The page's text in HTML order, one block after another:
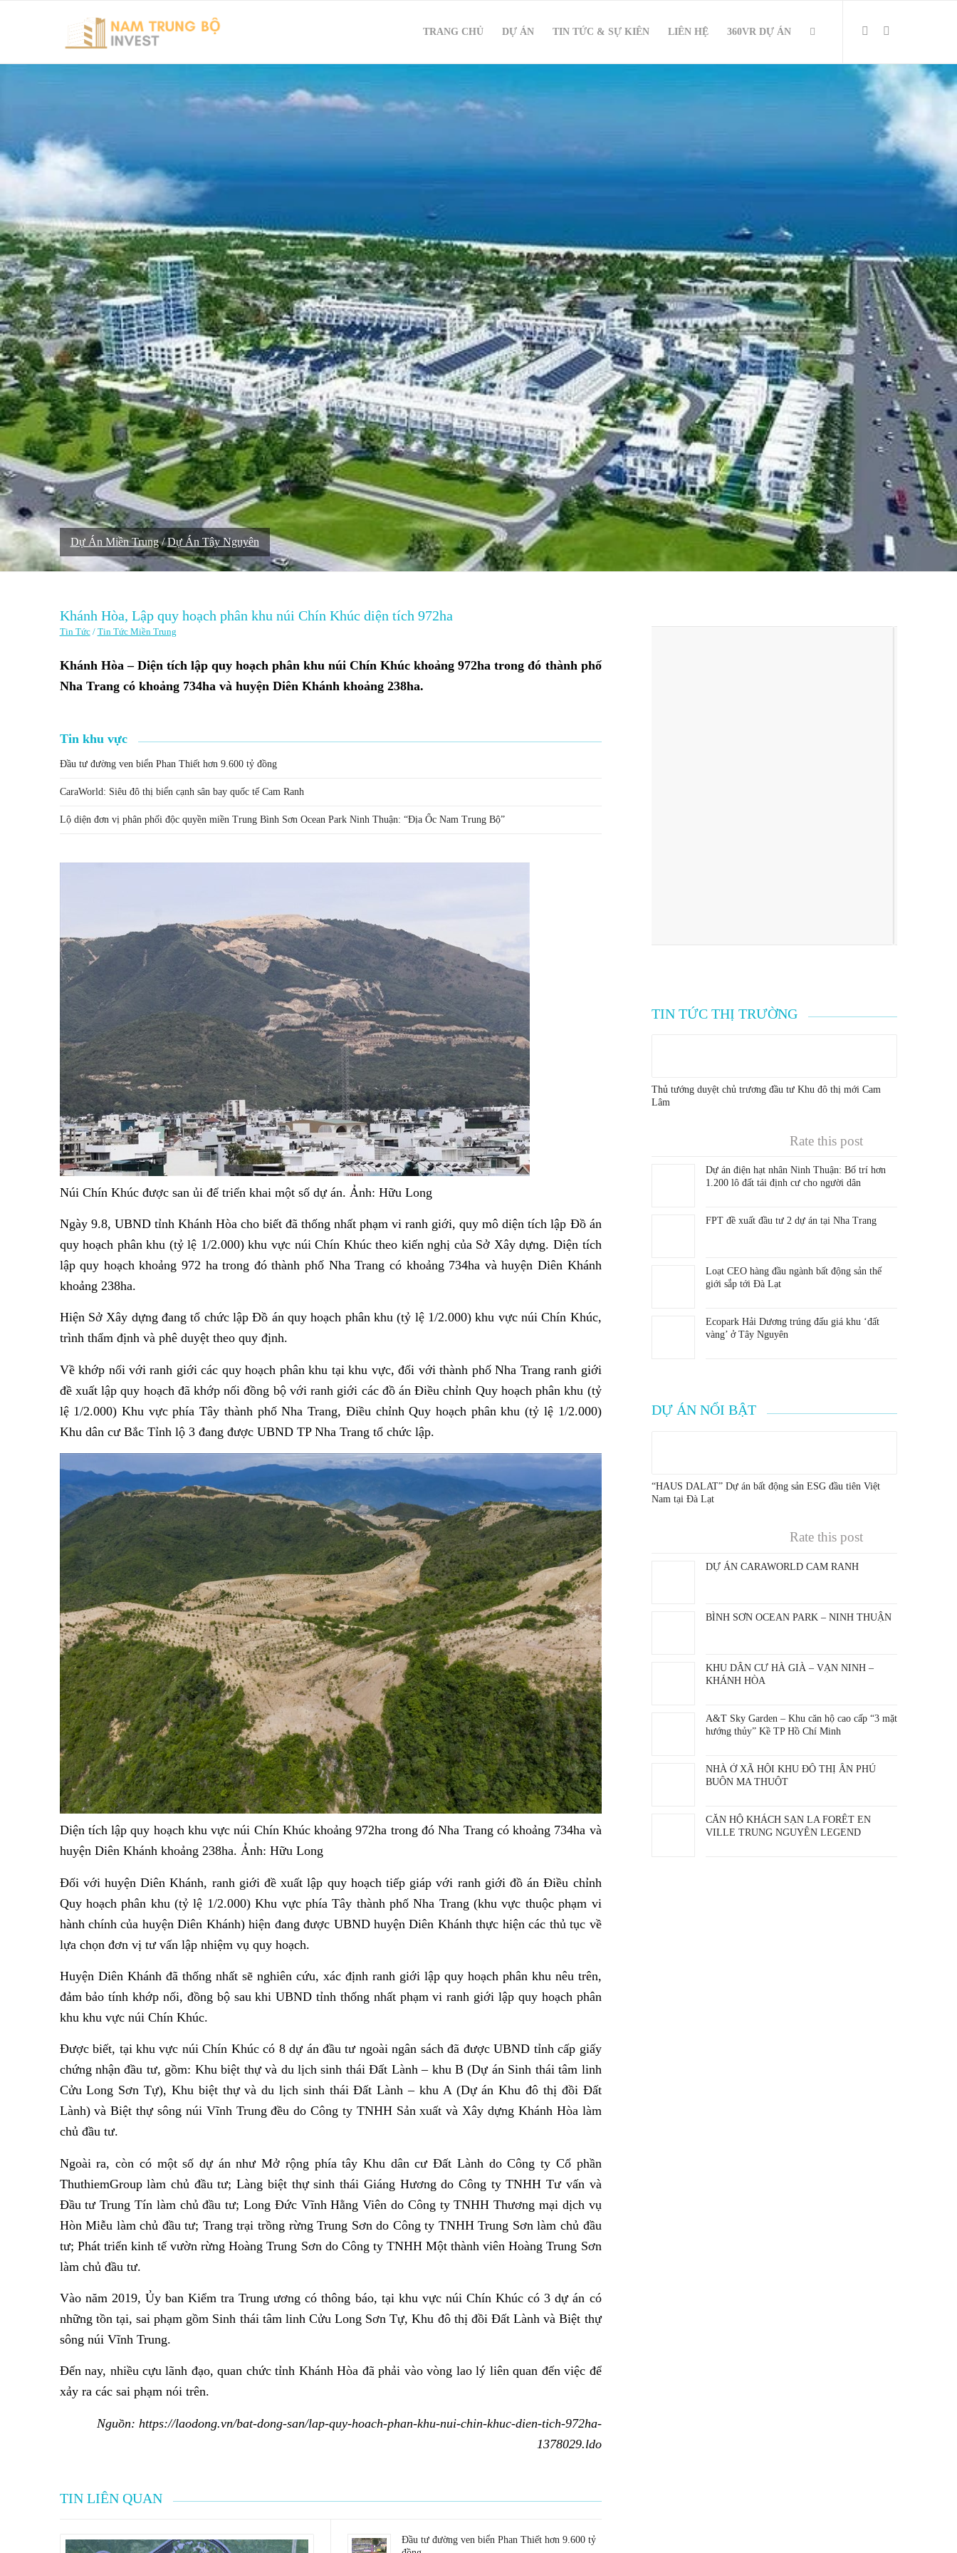
TRANG CHỦ DỰ ÁN TIN TỨC & SỰ KIÊN LIÊN HỆ 360VR DỰ ÁN
Dự Án Miền Trung/Dự Án Tây Nguyên
Khánh Hòa, Lập quy hoạch phân khu núi Chín Khúc diện tích 972ha
Tin Tức/ Tin Tức Miền Trung
Khánh Hòa – Diện tích lập quy hoạch phân khu núi Chín Khúc khoảng 972ha trong đó thành phố
Nha Trang có khoảng 734ha và huyện Diên Khánh khoảng 238ha.
Tin khu vực
Đầu tư đường ven biển Phan Thiết hơn 9.600 tỷ đồng
CaraWorld: Siêu đô thị biển cạnh sân bay quốc tế Cam Ranh
Lộ diện đơn vị phân phối độc quyền miền Trung Bình Sơn Ocean Park Ninh Thuận: “Địa Ốc Nam Trung Bộ”
Núi Chín Khúc được san ủi để triển khai một số dự án. Ảnh: Hữu Long
Ngày 9.8, UBND tỉnh Khánh Hòa cho biết đã thống nhất phạm vi ranh giới, quy mô diện tích lập Đồ án
quy hoạch phân khu (tỷ lệ 1/2.000) khu vực núi Chín Khúc theo kiến nghị của Sở Xây dựng. Diện tích
lập quy hoạch khoảng 972 ha trong đó thành phố Nha Trang có khoảng 734ha và huyện Diên Khánh
khoảng 238ha.
Hiện Sở Xây dựng đang tổ chức lập Đồ án quy hoạch phân khu (tỷ lệ 1/2.000) khu vực núi Chín Khúc,
trình thẩm định và phê duyệt theo quy định.
Về khớp nối với ranh giới các quy hoạch phân khu tại khu vực, đối với thành phố Nha Trang ranh giới
đề xuất lập quy hoạch đã khớp nối đồng bộ với ranh giới các đồ án Điều chỉnh Quy hoạch phân khu (tỷ
lệ 1/2.000) Khu vực phía Tây thành phố Nha Trang, Điều chỉnh Quy hoạch phân khu (tỷ lệ 1/2.000)
Khu dân cư Bắc Tỉnh lộ 3 đang được UBND TP Nha Trang tổ chức lập.
Diện tích lập quy hoạch khu vực núi Chín Khúc khoảng 972ha trong đó Nha Trang có khoảng 734ha và
huyện Diên Khánh khoảng 238ha. Ảnh: Hữu Long
Đối với huyện Diên Khánh, ranh giới đề xuất lập quy hoạch tiếp giáp với ranh giới đồ án Điều chỉnh
Quy hoạch phân khu (tỷ lệ 1/2.000) Khu vực phía Tây thành phố Nha Trang (khu vực thuộc phạm vi
hành chính của huyện Diên Khánh) hiện đang được UBND huyện Diên Khánh thực hiện các thủ tục về
lựa chọn đơn vị tư vấn lập nhiệm vụ quy hoạch.
Huyện Diên Khánh đã thống nhất sẽ nghiên cứu, xác định ranh giới lập quy hoạch phân khu nêu trên,
đảm bảo tính khớp nối, đồng bộ sau khi UBND tỉnh thống nhất phạm vi ranh giới lập quy hoạch phân
khu khu vực núi Chín Khúc.
Được biết, tại khu vực núi Chín Khúc có 8 dự án đầu tư ngoài ngân sách đã được UBND tỉnh cấp giấy
chứng nhận đầu tư, gồm: Khu biệt thự và du lịch sinh thái Đất Lành – khu B (Dự án Sinh thái tâm linh
Cửu Long Sơn Tự), Khu biệt thự và du lịch sinh thái Đất Lành – khu A (Dự án Khu đô thị đồi Đất
Lành) và Biệt thự sông núi Vĩnh Trung đều do Công ty TNHH Sản xuất và Xây dựng Khánh Hòa làm
chủ đầu tư.
Ngoài ra, còn có một số dự án như Mở rộng phía tây Khu dân cư Đất Lành do Công ty Cổ phần
ThuthiemGroup làm chủ đầu tư; Làng biệt thự sinh thái Giáng Hương do Công ty TNHH Tư vấn và
Đầu tư Trung Tín làm chủ đầu tư; Long Đức Vĩnh Hằng Viên do Công ty TNHH Thương mại dịch vụ
Hòn Miễu làm chủ đầu tư; Trang trại trồng rừng Trung Sơn do Công ty TNHH Trung Sơn làm chủ đầu
tư; Phát triển kinh tế vườn rừng Hoàng Trung Sơn do Công ty TNHH Một thành viên Hoàng Trung Sơn
làm chủ đầu tư.
Vào năm 2019, Ủy ban Kiểm tra Trung ương có thông báo, tại khu vực núi Chín Khúc có 3 dự án có
những tồn tại, sai phạm gồm Sinh thái tâm linh Cửu Long Sơn Tự, Khu đô thị đồi Đất Lành và Biệt thự
sông núi Vĩnh Trung.
Đến nay, nhiều cựu lãnh đạo, quan chức tỉnh Khánh Hòa đã phải vào vòng lao lý liên quan đến việc để
xảy ra các sai phạm nói trên.
Nguồn: https://laodong.vn/bat-dong-san/lap-quy-hoach-phan-khu-nui-chin-khuc-dien-tich-972ha-
1378029.ldo
TIN LIÊN QUAN
Đầu tư đường ven biển Phan Thiết hơn 9.600 tỷ
TIN TỨC THỊ TRƯỜNG
Thủ tướng duyệt chủ trương đầu tư Khu đô thị mới Cam
Lâm
Rate this post
Dự án điện hạt nhân Ninh Thuận: Bố trí hơn
1.200 lô đất tái định cư cho người dân
FPT đề xuất đầu tư 2 dự án tại Nha Trang
Loạt CEO hàng đầu ngành bất động sản thế
giới sắp tới Đà Lạt
Ecopark Hải Dương trúng đấu giá khu ‘đất
vàng’ ở Tây Nguyên
DỰ ÁN NỔI BẬT
“HAUS DALAT” Dự án bất động sản ESG đầu tiên Việt
Nam tại Đà Lạt
Rate this post
DỰ ÁN CARAWORLD CAM RANH
BÌNH SƠN OCEAN PARK – NINH THUẬN
KHU DÂN CƯ HÀ GIÀ – VẠN NINH –
KHÁNH HÒA
A&T Sky Garden – Khu căn hộ cao cấp “3 mặt
hướng thủy” Kề TP Hồ Chí Minh
NHÀ Ở XÃ HỘI KHU ĐÔ THỊ ÂN PHÚ
BUÔN MA THUỘT
CĂN HỘ KHÁCH SẠN LA FORÊT EN
VILLE TRUNG NGUYÊN LEGEND